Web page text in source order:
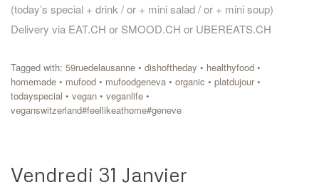
(today’s special + drink / or + mini salad / or + mini soup)
Delivery via EAT.CH or SMOOD.CH or UBEREATS.CH
Tagged with: 59ruedelausanne • dishoftheday • healthyfood •
homemade • mufood • mufoodgeneva • organic • platdujour•
todayspecial • vegan • veganlife •
veganswitzerland#feellikeathome#geneve
Vendredi 31 Janvier